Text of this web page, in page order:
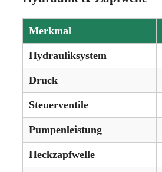
Merkmal
Hydrauliksystem
Druck
Steuerventile
Pumpenleistung
Heckzapfwelle